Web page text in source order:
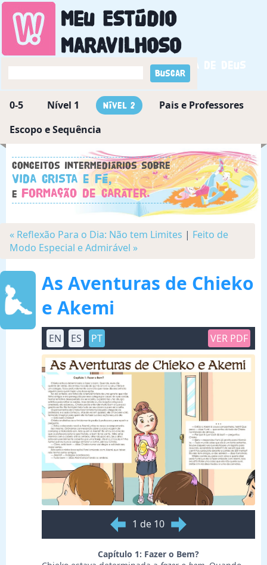
Meu Estúdio
Maravilhoso
Descobrindo a maravilha de Deus
0-5 Nível 1 Nível 2
Pais e Professores
Escopo e Sequência
Conceitos intermediários sobre
Vida Crista e Fé,
e Formação de Caráter.
« Reflexão Para o Dia: Não tem Limites | Feito de
Modo Especial e Admirável »
As Aventuras de Chieko
e Akemi
EN ES PT VER PDF
1 de 10
Capítulo 1: Fazer o Bem?